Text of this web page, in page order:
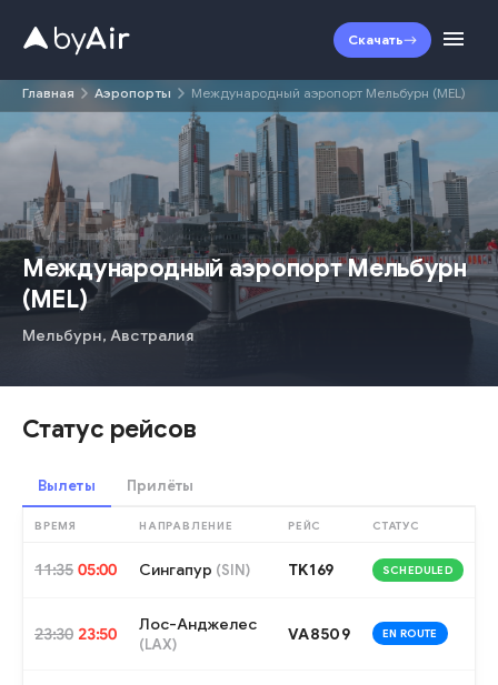
Скачать
Главная Аэропорты Международный аэропорт Мельбурн (MEL)
MEL
Международный аэропорт Мельбурн
(MEL)
Мельбурн,Австралия
Статус рейсов
Вылеты Прилёты
ВРЕМЯ НАПРАВЛЕНИЕ РЕЙС СТАТУС
11:35 05:00 Сингапур (SIN) TK169 SCHEDULED
23:30 23:50 Лос-Анджелес
(LAX)
VA8509 EN ROUTE